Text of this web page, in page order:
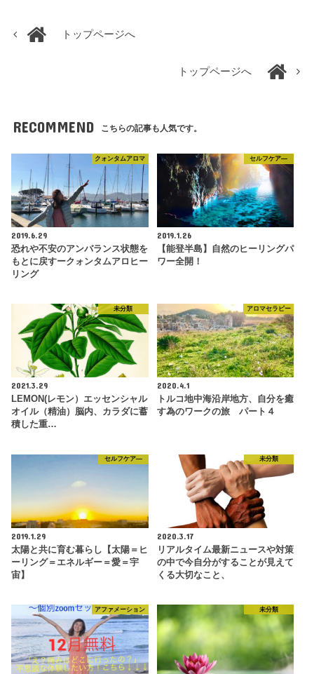
トップページへ
トップページへ
RECOMMEND こちらの記事も人気です。
クォンタムアロマ
2019.6.29
恐れや不安のアンバランス状態を
もとに戻すークォンタムアロヒー
リング
セルフケア―
2019.1.26
【能登半島】自然のヒーリングパ
ワー全開！
未分類
2021.3.29
LEMON(レモン）エッセンシャル
オイル（精油）脳内、カラダに蓄
積した重…
アロマセラピー
2020.4.1
トルコ地中海沿岸地方、自分を癒
す為のワークの旅 パート４
セルフケア―
2019.1.29
太陽と共に育む暮らし【太陽＝ヒ
ーリング＝エネルギー＝愛＝宇
宙】
未分類
2020.3.17
リアルタイム最新ニュースや対策
の中で今自分がすることが見えて
くる大切なこと、
アファメーション 未分類